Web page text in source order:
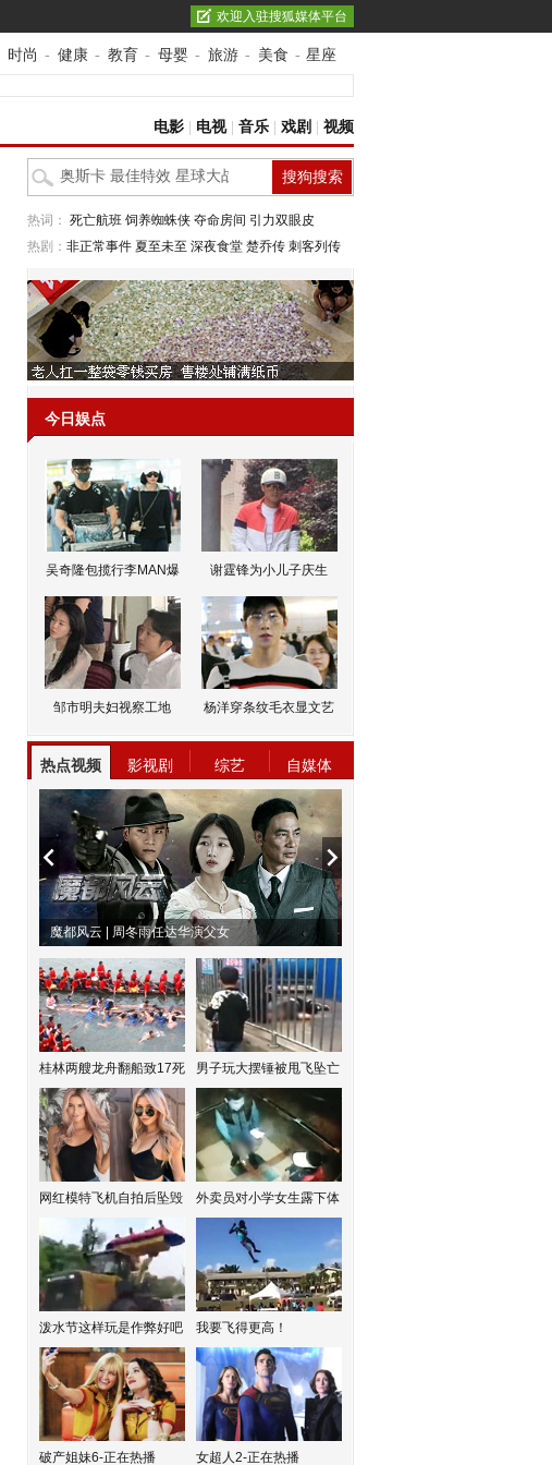
欢迎入驻搜狐媒体平台
时尚 - 健康 - 教育 - 母婴 - 旅游 - 美食 - 星座
电影 电视| 音乐 戏剧 视频
热词： 死亡航班 饲养蜘蛛侠 夺命房间 引力双眼皮
热剧： 非正常事件 夏至未至 深夜食堂 楚乔传 刺客列传
今日娱点
吴奇隆包揽行李MAN爆 谢霆锋为小儿子庆生
邹市明夫妇视察工地 杨洋穿条纹毛衣显文艺
热点视频 影视剧 综艺 自媒体
动物系恋人啊 | 钟欣潼体验爱情哲学
桂林两艘龙舟翻船致17死 男子玩大摆锤被甩飞坠亡
网红模特飞机自拍后坠毁 外卖员对小学女生露下体
泼水节这样玩是作弊好吧 我要飞得更高！
破产姐妹6-正在热播 女超人2-正在热播